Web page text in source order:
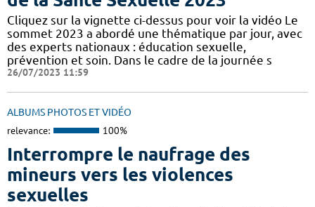
Cliquez sur la vignette ci-dessus pour voir la vidéo Le
sommet 2023 a abordé une thématique par jour, avec
des experts nationaux : éducation sexuelle,
prévention et soin. Dans le cadre de la journée s
26/07/2023 11:59
ALBUMS PHOTOS ET VIDÉO
relevance: 100%
Interrompre le naufrage des
mineurs vers les violences
sexuelles